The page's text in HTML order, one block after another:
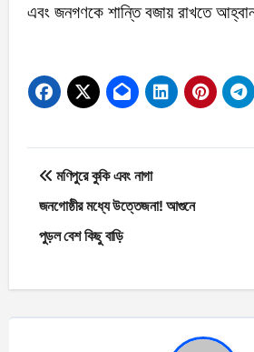
এবং জনগণকে শান্তি বজায় রাখতে
Post
navigation
মণিপুরে কুকি এবং নাগা
জনগোষ্ঠীর মধ্যে উত্তেজনা! আগুনে
পুড়ল বেশ কিছু বাড়ি